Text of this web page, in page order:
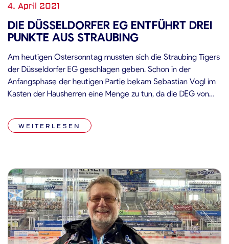
4. April 2021
DIE DÜSSELDORFER EG ENTFÜHRT DREI
PUNKTE AUS STRAUBING
Am heutigen Ostersonntag mussten sich die Straubing Tigers
der Düsseldorfer EG geschlagen geben. Schon in der
Anfangsphase der heutigen Partie bekam Sebastian Vogl im
Kasten der Hausherren eine Menge zu tun, da die DEG von
Minuten kamen die Gäste zu ihrem ersten Powerplay,
nachdem Marcel Brandt […]
WEITERLESEN